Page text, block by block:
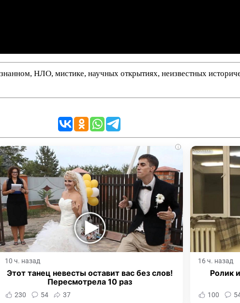
НЛО, мистике, научных открытиях, неизвестных
i
10 ч. назад
Этот танец невесты оставит вас без слов!
Пересмотрела 10 раз
230 54 37
16 ч. назад
Ролик
100